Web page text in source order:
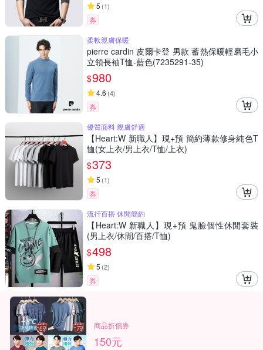
5 (1)
券
柔軟親膚保暖
pierre cardin 皮爾卡登 男款 蓄熱保暖輕磨毛小
立領長袖T恤-藍色(7235291-35)
$980
4.6 (4)
券
優質面料 親膚舒適
【Heart:W 新職人】現+預 簡約薄款修身純色T
恤(女上衣/男上衣/T恤/上衣)
$373
5 (1)
券
流行百搭 休閒簡約
【Heart:W 新職人】現+預 鬼臉個性休閒套裝
(男上衣/休閒/百搭/T恤)
$498
5 (2)
券
商品折價券
150元